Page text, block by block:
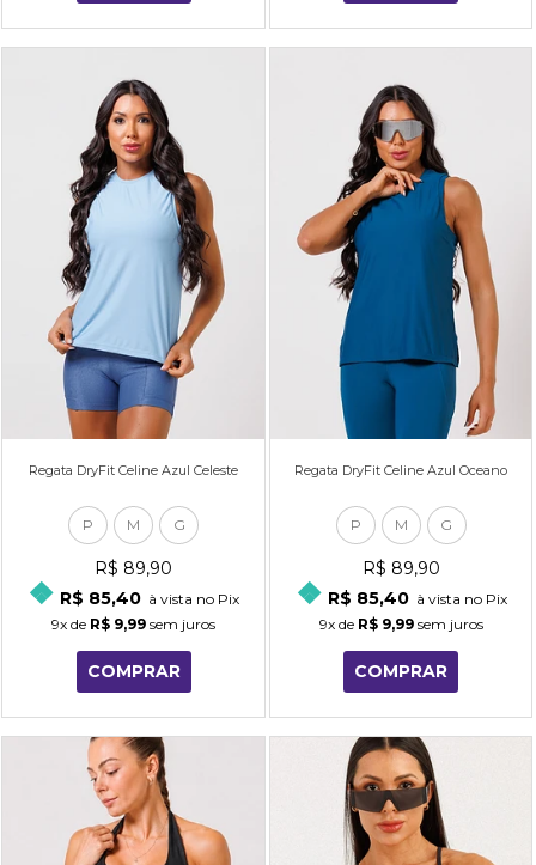
Regata DryFit Celine Azul Celeste
P M G
R$ 89,90
R$ 85,40 à vista no Pix
9x de R$ 9,99 sem juros
COMPRAR
Regata DryFit Celine Azul Oceano
P M G
R$ 89,90
R$ 85,40 à vista no Pix
9xde R$ 9,99sem juros
COMPRAR